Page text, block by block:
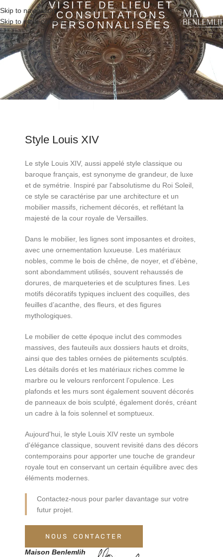
Skip to navigation
Skip to main content
MENU
VISITE DE LIEU ET
CONSULTATIONS
PERSONNALISÉES
Style Louis XIV
Le style Louis XIV, aussi appelé style classique ou
baroque français, est synonyme de grandeur, de luxe
et de symétrie. Inspiré par l'absolutisme du Roi Soleil,
ce style se caractérise par une architecture et un
mobilier massifs, richement décorés, et reflétant la
majesté de la cour royale de Versailles.
Dans le mobilier, les lignes sont imposantes et droites,
avec une ornementation luxueuse. Les matériaux
nobles, comme le bois de chêne, de noyer, et d'ébène,
sont abondamment utilisés, souvent rehaussés de
dorures, de marqueteries et de sculptures fines. Les
motifs décoratifs typiques incluent des coquilles, des
feuilles d’acanthe, des fleurs, et des figures
mythologiques.
Le mobilier de cette époque inclut des commodes
massives, des fauteuils aux dossiers hauts et droits,
ainsi que des tables ornées de piétements sculptés.
Les détails dorés et les matériaux riches comme le
marbre ou le velours renforcent l’opulence. Les
plafonds et les murs sont également souvent décorés
de panneaux de bois sculpté, également dorés, créant
un cadre à la fois solennel et somptueux.
Aujourd'hui, le style Louis XIV reste un symbole
d'élégance classique, souvent revisité dans des décors
contemporains pour apporter une touche de grandeur
royale tout en conservant un certain équilibre avec des
éléments modernes.
Contactez-nous pour parler davantage sur votre
futur projet.
NOUS CONTACTER
Maison Benlemlih